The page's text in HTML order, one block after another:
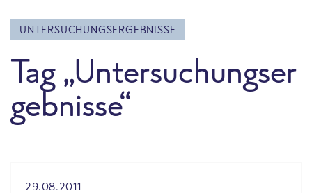
UNTERSUCHUNGSERGEBNISSE
Tag „Untersuchungser
gebnisse“
29.08.2011